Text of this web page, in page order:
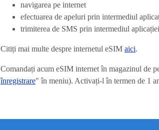
navigarea pe internet
efectuarea de apeluri prin intermediul
trimiterea de SMS prin intermediul
Citiți mai multe despre internetul eSIM aici.
Comandați acum eSIM internet în magazinul de
înregistrare" în meniu). Activați-l în termen de 1